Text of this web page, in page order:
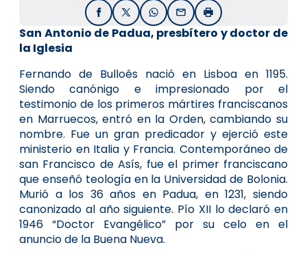
FacebookX / TwitterWhatsApp
EmailImprimir
San Antonio de Padua, presbítero y doctor de
la Iglesia
Fernando de Bulloês nació en Lisboa en 1195.
Siendo canónigo e impresionado por el
testimonio de los primeros mártires franciscanos
en Marruecos, entró en la Orden, cambiando su
nombre. Fue un gran predicador y ejerció este
ministerio en Italia y Francia. Contemporáneo de
san Francisco de Asís, fue el primer franciscano
que enseñó teología en la Universidad de Bolonia.
Murió a los 36 años en Padua, en 1231, siendo
canonizado al año siguiente. Pío XII lo declaró en
1946 “Doctor Evangélico” por su celo en el
anuncio de la Buena Nueva.